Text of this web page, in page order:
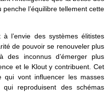
l’équilibre tellement cette
l’envie des systèmes élitistes
de pouvoir se renouveler plus
des inconnus d’émerger plus
et le Klout y contribuent. Cet
qui vont influencer les masses
reproduisent des schémas